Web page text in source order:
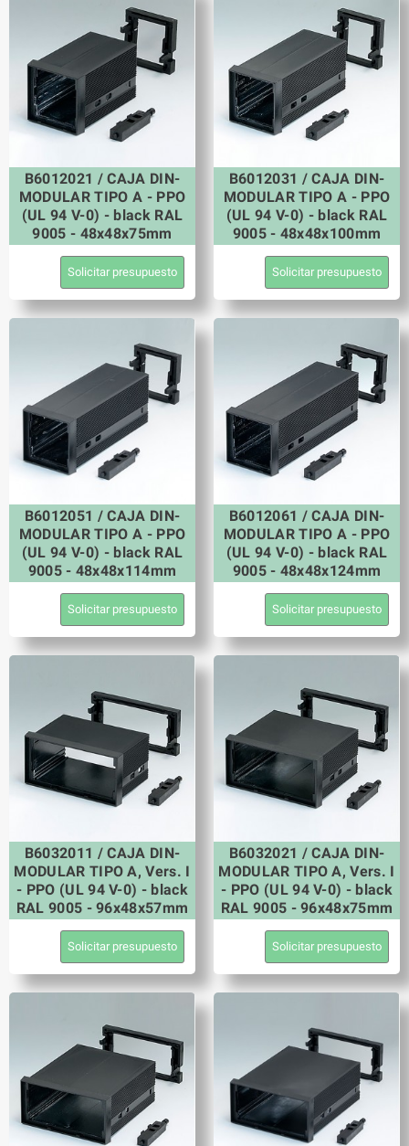
B6012021 / CAJA DIN-
MODULAR TIPO A - PPO
(UL 94 V-0) - black RAL
9005 - 48x48x75mm
Solicitar presupuesto
B6012031 / CAJA DIN-
MODULAR TIPO A - PPO
(UL 94 V-0) - black RAL
9005 - 48x48x100mm
Solicitar presupuesto
B6012051 / CAJA DIN-
MODULAR TIPO A - PPO
(UL 94 V-0) - black RAL
9005 - 48x48x114mm
Solicitar presupuesto
B6012061 / CAJA DIN-
MODULAR TIPO A - PPO
(UL 94 V-0) - black RAL
9005 - 48x48x124mm
Solicitar presupuesto
B6032011 / CAJA DIN-
MODULAR TIPO A, Vers. I
- PPO (UL 94 V-0) - black
RAL 9005 - 96x48x57mm
Solicitar presupuesto
B6032021 / CAJA DIN-
MODULAR TIPO A, Vers. I
- PPO (UL 94 V-0) - black
RAL 9005 - 96x48x75mm
Solicitar presupuesto